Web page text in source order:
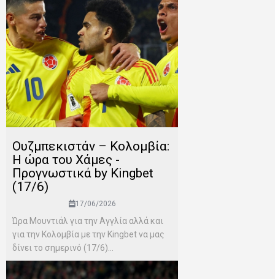
Ουζμπεκιστάν – Κολομβία:
Η ώρα του Χάμες -
Προγνωστικά by Kingbet
(17/6)
17/06/2026
Ώρα Μουντιάλ για την Αγγλία αλλά και
για την Κολομβία με την Kingbet να μας
δίνει το σημερινό (17/6)...